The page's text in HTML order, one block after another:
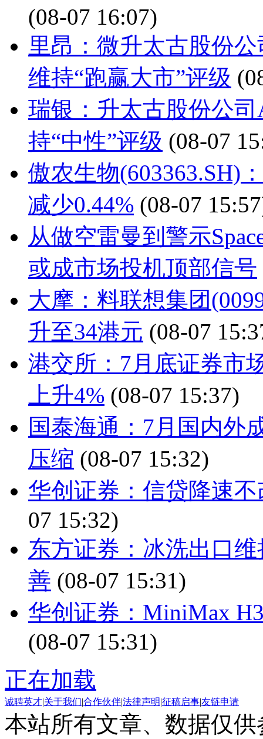
(08-07 16:07)
里昂：微升太古股份
维持“跑赢大市”评级
瑞银：升太古股份公
持“中性”评级 (08-07
傲农生物(603363.SH)
减少0.44% (08-07
从做空雷曼到警示
或成市场投机顶部信号
大摩：料联想集团
升至34港元 (08-07
港交所：7月底证券市
上升4% (08-07 15:37)
国泰海通：7月国内外
压缩 (08-07 15:32)
华创证券：信贷降速
07 15:32)
东方证券：冰洗出口
善 (08-07 15:31)
华创证券：MiniMax
(08-07 15:31)
正在加载
诚聘英才|关于我们|合作伙伴|法律声明|征稿启事|友链申请
本站所有文章、数据仅